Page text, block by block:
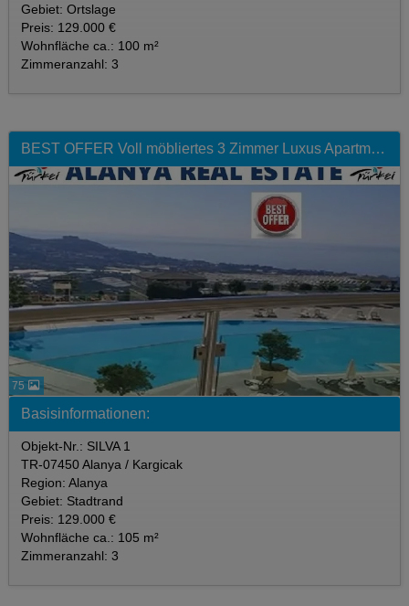
Gebiet: Ortslage
Preis: 129.000 €
Wohnfläche ca.: 100 m²
Zimmeranzahl: 3
BEST OFFER Voll möbliertes 3 Zimmer Luxus Apartment mit fantastischem Meerblick im Gold City 5 Sterne Komplex
75
Basisinformationen:
Objekt-Nr.: SILVA 1
TR-07450 Alanya / Kargicak
Region: Alanya
Gebiet: Stadtrand
Preis: 129.000 €
Wohnfläche ca.: 105 m²
Zimmeranzahl: 3